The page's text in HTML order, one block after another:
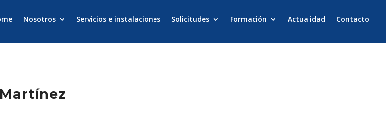
Nosotros Servicios e instalaciones Solicitudes Formación Actualidad Contacto